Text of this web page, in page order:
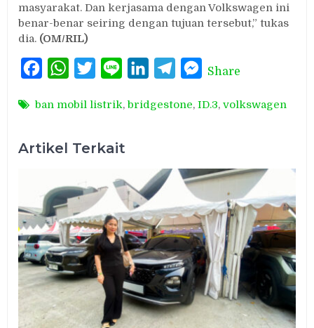
masyarakat. Dan kerjasama dengan Volkswagen ini
benar-benar seiring dengan tujuan tersebut,” tukas
dia. (OM/RIL)
FacebookWhatsAppTwitterLine LinkedInTelegramMessenger
Share
ban mobil listrik,bridgestone,ID.3,volkswagen
Artikel Terkait